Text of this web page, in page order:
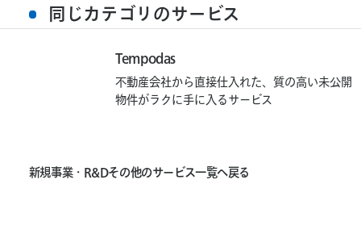
同じカテゴリのサービス
Tempodas
Tempodas
不動産会社から直接仕入れた、質の高い未公開
物件がラクに手に入るサービス
新
新規事業・ R&Dその他のサービス一覧へ戻る